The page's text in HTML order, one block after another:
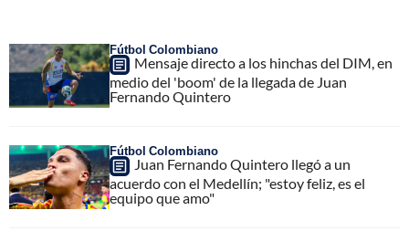
Fútbol Colombiano
Mensaje directo a los hinchas del DIM, en
medio del 'boom' de la llegada de Juan
Fernando Quintero
Fútbol Colombiano
Juan Fernando Quintero llegó a un
acuerdo con el Medellín; "estoy feliz, es el
equipo que amo"